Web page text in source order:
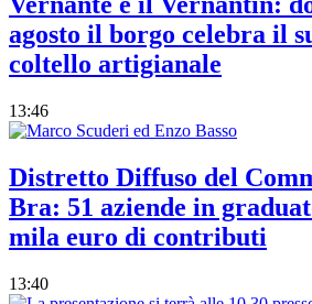
agosto il borgo celebra il
coltello artigianale
13:46
Distretto Diffuso del
Bra: 51 aziende in
mila euro di contributi
13:40